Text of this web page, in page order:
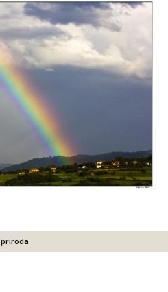
priroda